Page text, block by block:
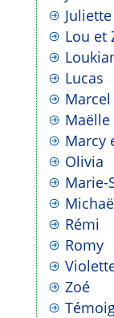
Lou et
Lucas
Marcel
Maëlle
Marcy
Olivia
Marie-
Rémi
Romy
Zoé